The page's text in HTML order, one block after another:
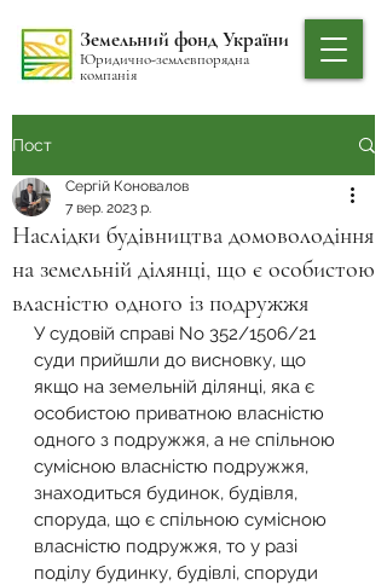
Земельний фонд України
Юридично-землевпорядна
компанія
Пост
Наслідки будівництва домоволодіння
на земельній ділянці, що є особистою
власністю одного із подружжя
Сергій Коновалов
7 вер. 2023 р.
У судовій справі No 352/1506/21
суди прийшли до висновку, що
якщо на земельній ділянці, яка є
особистою приватною власністю
одного з подружжя, а не спільною
сумісною власністю подружжя,
знаходиться будинок, будівля,
споруда, що є спільною сумісною
власністю подружжя, то у разі
поділу будинку, будівлі, споруди